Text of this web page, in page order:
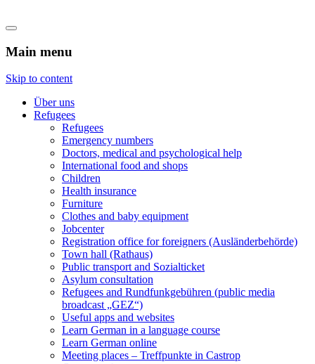
Main menu
Skip to content
Über uns
Refugees
Refugees
Emergency numbers
Doctors, medical and psychological help
International food and shops
Children
Health insurance
Furniture
Clothes and baby equipment
Jobcenter
Registration office for foreigners (Ausländerbehörde)
Town hall (Rathaus)
Public transport and Sozialticket
Asylum consultation
Refugees and Rundfunkgebühren (public media
broadcast „GEZ“)
Useful apps and websites
Learn German in a language course
Learn German online
Meeting places – Treffpunkte in Castrop